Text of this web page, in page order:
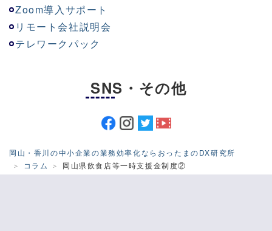
Zoom導入サポート
リモート会社説明会
テレワークパック
SNS・その他
岡山・香川の中小企業の業務効率化ならおったまのDX研究所
コラム
岡山県飲食店等一時支援金制度②